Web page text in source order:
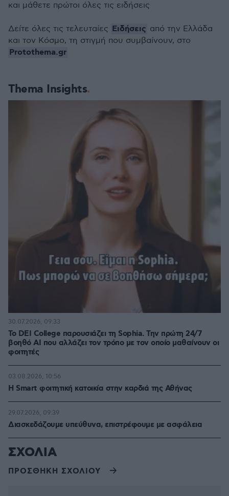
Thema Insights
Το DEI College παρουσιάζει τη Sophia. Την πρώτη 24/7
βοηθό AI που αλλάζει τον τρόπο με τον οποίο μαθαίνουν οι
φοιτητές
30.07.2026, 09:33
Η Smart φοιτητική κατοικία στην καρδιά της Αθήνας
03.08.2026, 10:56
Διασκεδάζουμε υπεύθυνα, επιστρέφουμε με ασφάλεια
29.07.2026, 09:39
και μάθετε πρώτοι όλες τις ειδήσεις
Δείτε όλες τις τελευταίες Ειδήσεις από την Ελλάδα
και τον Κόσμο, τη στιγμή που συμβαίνουν, στο
Protothema.gr
ΣΧΟΛΙΑ
ΠΡΟΣΘΗΚΗ ΣΧΟΛΙΟΥ